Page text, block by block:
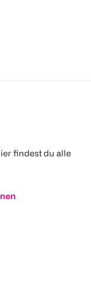
findest du alle